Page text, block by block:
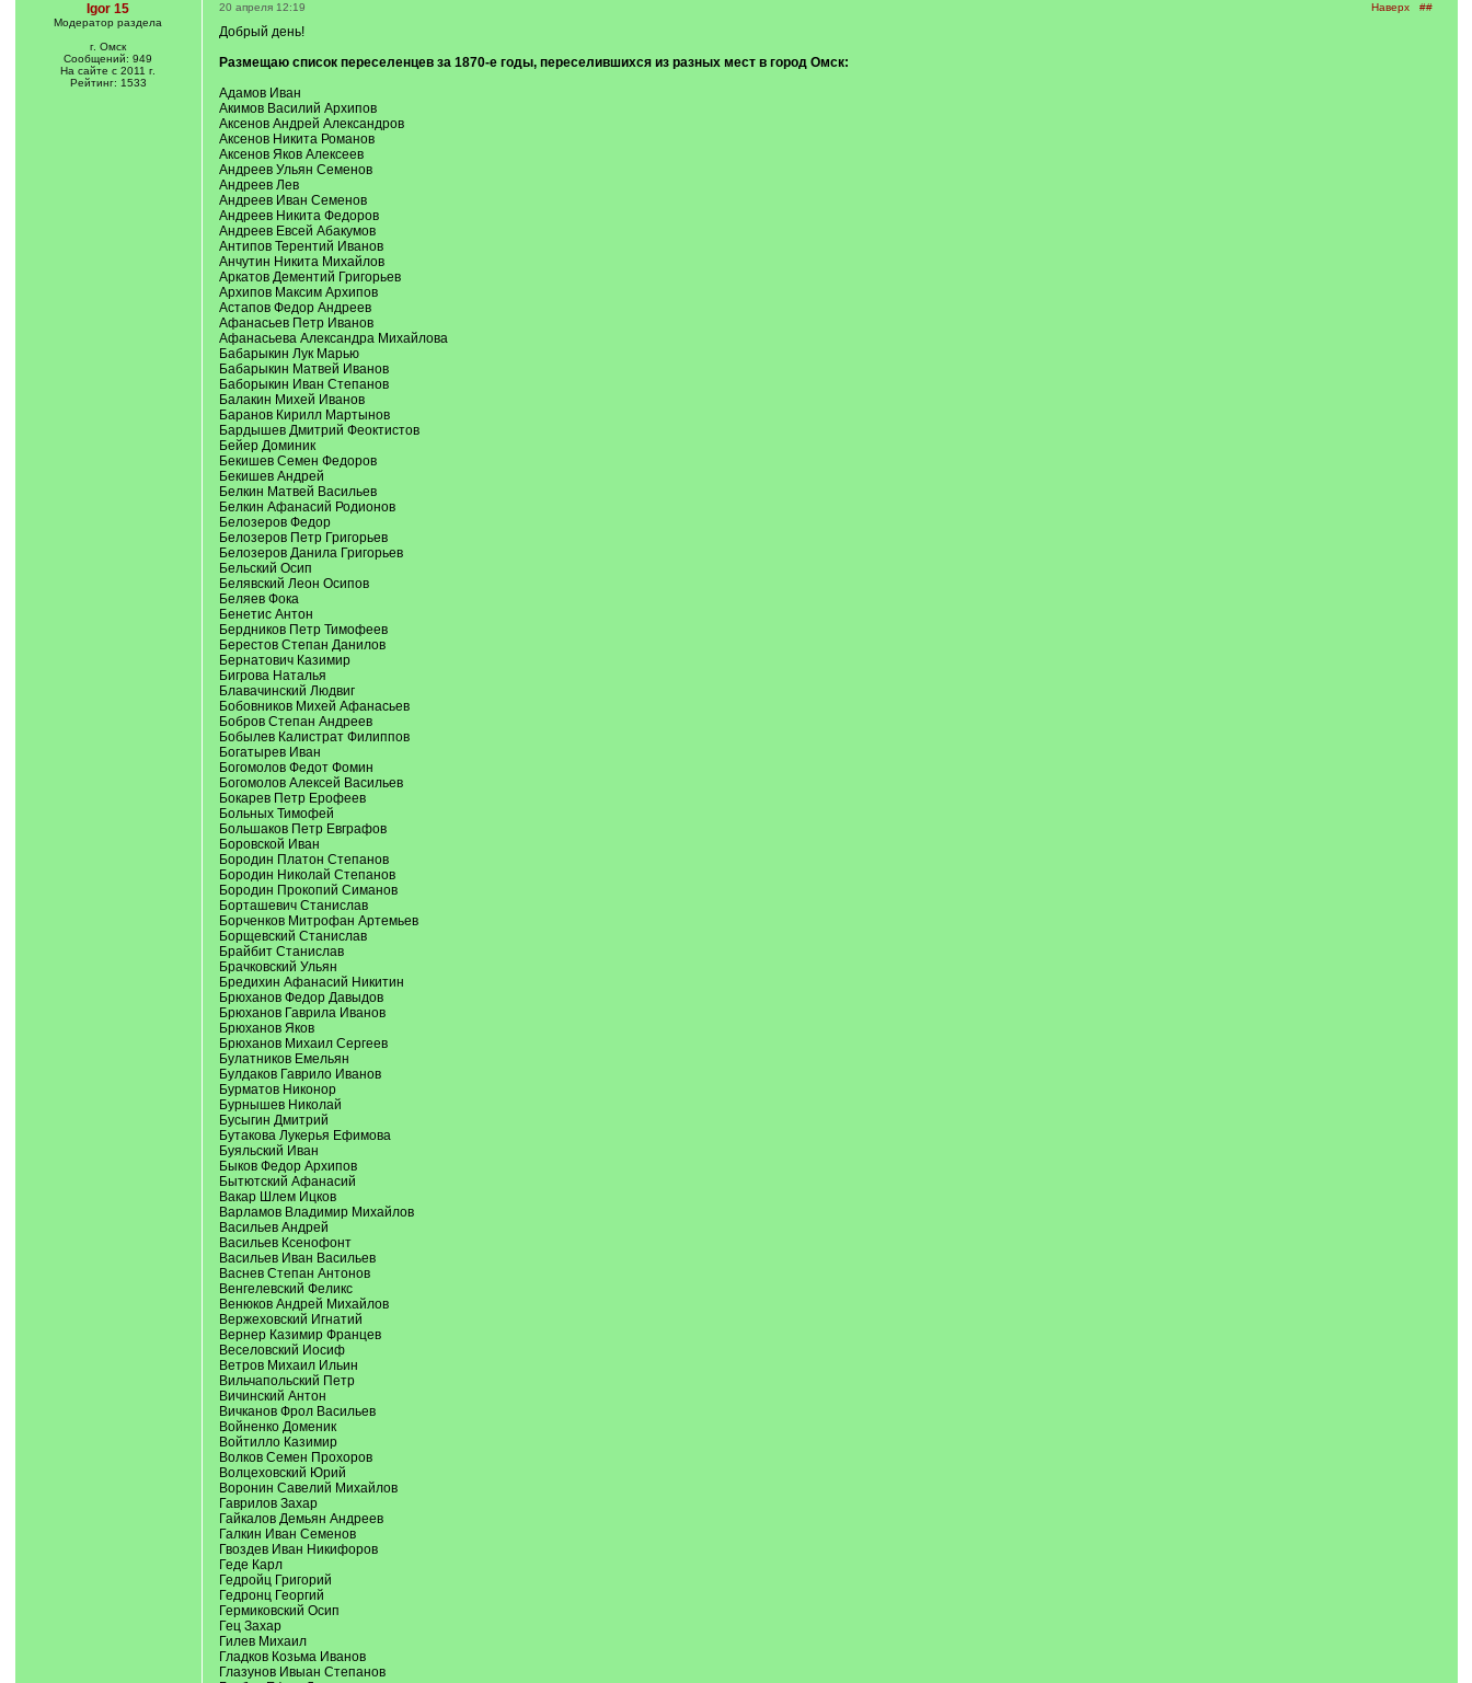
Igor 15
Модератор раздела
г. Омск
Сообщений: 949
На сайте с 2011 г.
Рейтинг: 1533
Наверх ##
20 апреля 12:19
Добрый день!
Размещаю список переселенцев за 1870-е годы, переселившихся из разных мест в город Омск:
Адамов Иван
Акимов Василий Архипов
Аксенов Андрей Александров
Аксенов Никита Романов
Аксенов Яков Алексеев
Андреев Ульян Семенов
Андреев Лев
Андреев Иван Семенов
Андреев Никита Федоров
Андреев Евсей Абакумов
Антипов Терентий Иванов
Анчутин Никита Михайлов
Аркатов Дементий Григорьев
Архипов Максим Архипов
Астапов Федор Андреев
Афанасьев Петр Иванов
Афанасьева Александра Михайлова
Бабарыкин Лук Марью
Бабарыкин Матвей Иванов
Баборыкин Иван Степанов
Балакин Михей Иванов
Баранов Кирилл Мартынов
Бардышев Дмитрий Феоктистов
Бейер Доминик
Бекишев Семен Федоров
Бекишев Андрей
Белкин Матвей Васильев
Белкин Афанасий Родионов
Белозеров Федор
Белозеров Петр Григорьев
Белозеров Данила Григорьев
Бельский Осип
Белявский Леон Осипов
Беляев Фока
Бенетис Антон
Бердников Петр Тимофеев
Берестов Степан Данилов
Бернатович Казимир
Бигрова Наталья
Блавачинский Людвиг
Бобовников Михей Афанасьев
Бобров Степан Андреев
Бобылев Калистрат Филиппов
Богатырев Иван
Богомолов Федот Фомин
Богомолов Алексей Васильев
Бокарев Петр Ерофеев
Больных Тимофей
Большаков Петр Евграфов
Боровской Иван
Бородин Платон Степанов
Бородин Николай Степанов
Бородин Прокопий Симанов
Борташевич Станислав
Борченков Митрофан Артемьев
Борщевский Станислав
Брайбит Станислав
Брачковский Ульян
Бредихин Афанасий Никитин
Брюханов Федор Давыдов
Брюханов Гаврила Иванов
Брюханов Яков
Брюханов Михаил Сергеев
Булатников Емельян
Булдаков Гаврило Иванов
Бурматов Никонор
Бурнышев Николай
Бусыгин Дмитрий
Бутакова Лукерья Ефимова
Буяльский Иван
Быков Федор Архипов
Бытютский Афанасий
Вакар Шлем Ицков
Варламов Владимир Михайлов
Васильев Андрей
Васильев Ксенофонт
Васильев Иван Васильев
Васнев Степан Антонов
Венгелевский Феликс
Венюков Андрей Михайлов
Вержеховский Игнатий
Вернер Казимир Францев
Веселовский Иосиф
Ветров Михаил Ильин
Вильчапольский Петр
Вичинский Антон
Вичканов Фрол Васильев
Войненко Доменик
Войтилло Казимир
Волков Семен Прохоров
Волцеховский Юрий
Воронин Савелий Михайлов
Гаврилов Захар
Гайкалов Демьян Андреев
Галкин Иван Семенов
Гвоздев Иван Никифоров
Геде Карл
Гедройц Григорий
Гедронц Георгий
Гермиковский Осип
Гец Захар
Гилев Михаил
Гладков Козьма Иванов
Глазунов Ивыан Степанов